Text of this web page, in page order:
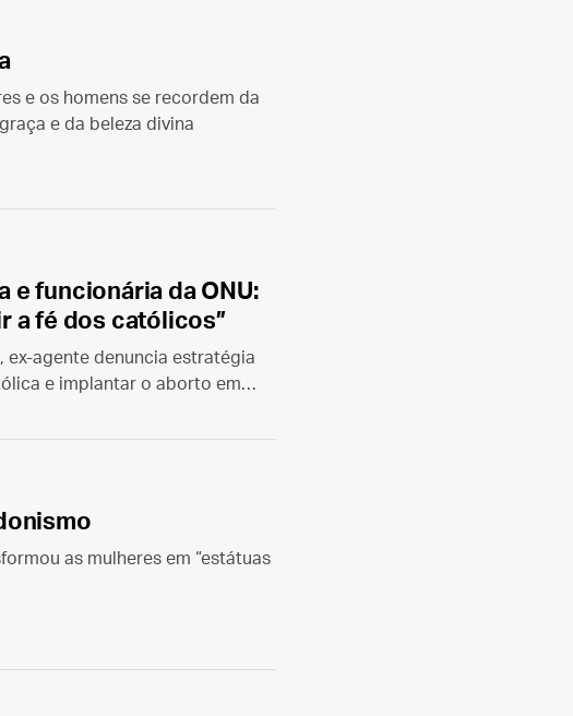
e os homens se recordem da
e da beleza divina
e funcionária da ONU:
a fé dos católicos”
ex-agente denuncia estratégia
e implantar o aborto em
as mulheres em “estátuas